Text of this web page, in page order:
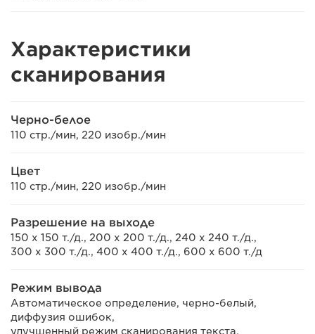
Характеристики
cканирования
Черно-белое
110 стр./мин, 220 изобр./мин
Цвет
110 стр./мин, 220 изобр./мин
Разрешение на выходе
150 x 150 т./д., 200 x 200 т./д., 240 x 240 т./д.,
300 x 300 т./д., 400 x 400 т./д., 600 x 600 т./д
Режим вывода
Автоматическое определение, черно-белый,
диффузия ошибок,
улучшенный режим сканирования текста,